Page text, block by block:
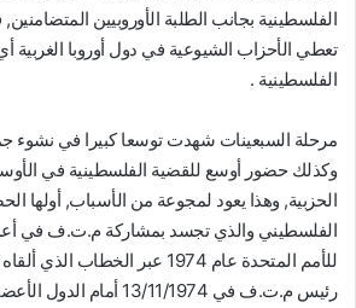
الفلسطينية بجانب الطلبة الأوروبيين
تعطي الأحزاب الشيوعية في دول أوروبا الغربية
الفلسطينية .
مرحلة السبعينات شهدت توسعا كبيرا في نشوء
وكذلك حضور أوسع للقضية الفلسطينية في
الحزبية, وهذا يعود لمجوعة من الأسباب, أولها
الفلسطيني والذي تجسد بمشاركة م.ت.ف في
للأمم المتحدة عام 1974 عبر
رئيس م.ت.ف في 13/11/1974